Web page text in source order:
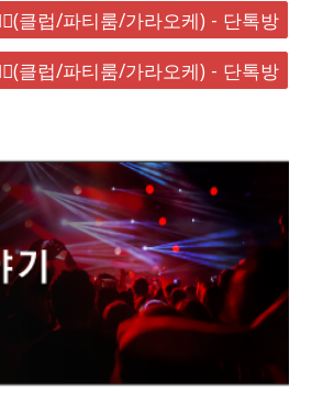
클럽/파티룸/가라오케) - 단톡방
클럽/파티룸/가라오케) - 단톡방